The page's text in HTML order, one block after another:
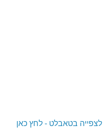
לצפייה בטאבלט - לחץ כאן